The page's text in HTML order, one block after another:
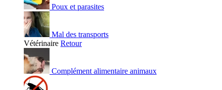
Poux et parasites
Mal des transports
Vétérinaire Retour
Complément alimentaire animaux